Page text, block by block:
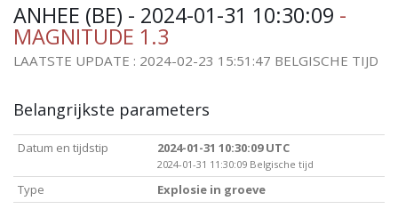
ANHEE (BE) - 2024-01-31 10:30:09 -
MAGNITUDE 1.3
LAATSTE UPDATE : 2024-02-23 15:51:47 BELGISCHE TIJD
Belangrijkste parameters
Datum en tijdstip 2024-01-31 10:30:09 UTC
2024-01-31 11:30:09 Belgische tijd
Type
Explosie in groeve